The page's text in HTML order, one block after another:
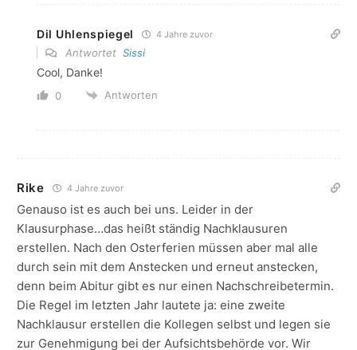
Dil Uhlenspiegel 4 Jahre zuvor
Antwortet Sissi
Cool, Danke!
0 Antworten
Rike 4 Jahre zuvor
Genauso ist es auch bei uns. Leider in der
Klausurphase…das heißt ständig Nachklausuren
erstellen. Nach den Osterferien müssen aber mal alle
durch sein mit dem Anstecken und erneut anstecken,
denn beim Abitur gibt es nur einen Nachschreibetermin.
Die Regel im letzten Jahr lautete ja: eine zweite
Nachklausur erstellen die Kollegen selbst und legen sie
zur Genehmigung bei der Aufsichtsbehörde vor. Wir